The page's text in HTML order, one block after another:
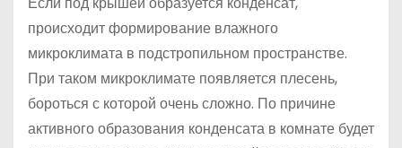
происходит формирование влажного
микроклимата в подстропильном пространстве.
При таком микроклимате появляется плесень,
бороться с которой очень сложно. По причине
активного образования конденсата в комнате будет